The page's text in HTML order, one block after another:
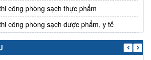
công phòng sạch thực phẩm
công phòng sạch dược phẩm, y tế